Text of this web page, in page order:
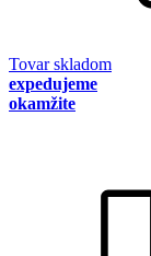
Tovar skladom
expedujeme
okamžite